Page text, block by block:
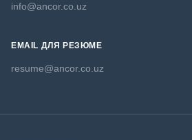
info@ancor.co.uz
EMAIL ДЛЯ РЕЗЮМЕ
resume@ancor.co.uz